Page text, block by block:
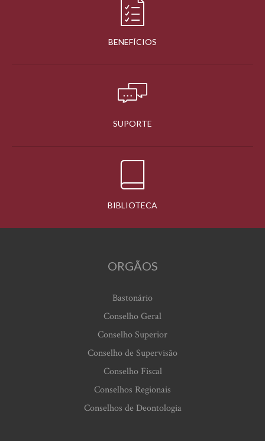
BENEFÍCIOS
SUPORTE
BIBLIOTECA
ORGÃOS
Bastonário
Conselho Geral
Conselho Superior
Conselho de Supervisão
Conselho Fiscal
Conselhos Regionais
Conselhos de Deontologia